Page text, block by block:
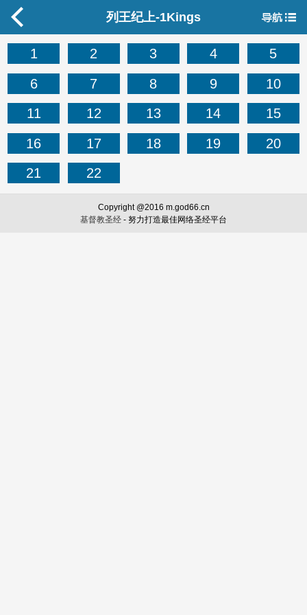
列王纪上-1Kings
1 2 3 4
5
6
7 8 9
10
11
12 13 14
15
16
17 18 19
20
21
22
Copyright @2016 m.god66.cn
基督教圣经 - 努力打造最佳网络圣经平台